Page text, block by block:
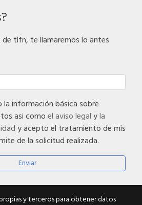
tlfn, te llamaremos lo antes
protección de datos asi comoel aviso legalyla
y acepto el tratamiento de mis
de la solicitud realizada.
Enviar
y terceros para obtener datos